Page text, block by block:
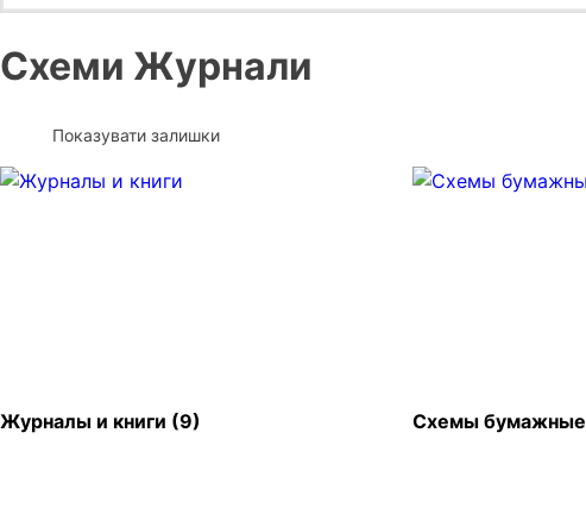
Схеми Журнали
Показувати залишки
Журналы и книги (9) Схемы бумажные